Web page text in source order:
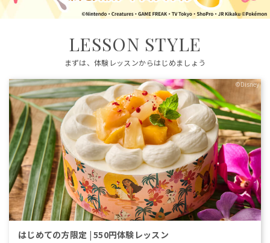
LESSON STYLE
まずは、体験レッスンからはじめましょう
©Disney
はじめての方限定 | 550円体験レッスン